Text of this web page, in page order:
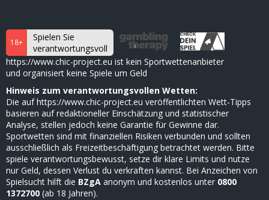
18+
Spielen Sie
verantwortungsvoll
https://www.chic-project.eu ist kein Sportwettenanbieter
und organisiert keine Spiele um Geld
Hinweis zum verantwortungsvollen Wetten:
Die auf https://www.chic-project.eu veröffentlichten Wett-Tipps
basieren auf redaktioneller Einschätzung und statistischer
Analyse, stellen jedoch keine Garantie für Gewinne dar.
Sportwetten sind mit finanziellen Risiken verbunden und sollten
ausschließlich als Freizeitbeschäftigung betrachtet werden. Bitte
spiele verantwortungsbewusst, setze dir klare Limits und nutze
nur Geld, dessen Verlust du verkraften kannst. Bei Anzeichen von
Spielsucht hilft die BZgA anonym und kostenlos unter 0800
1372700 (ab 18 Jahren).